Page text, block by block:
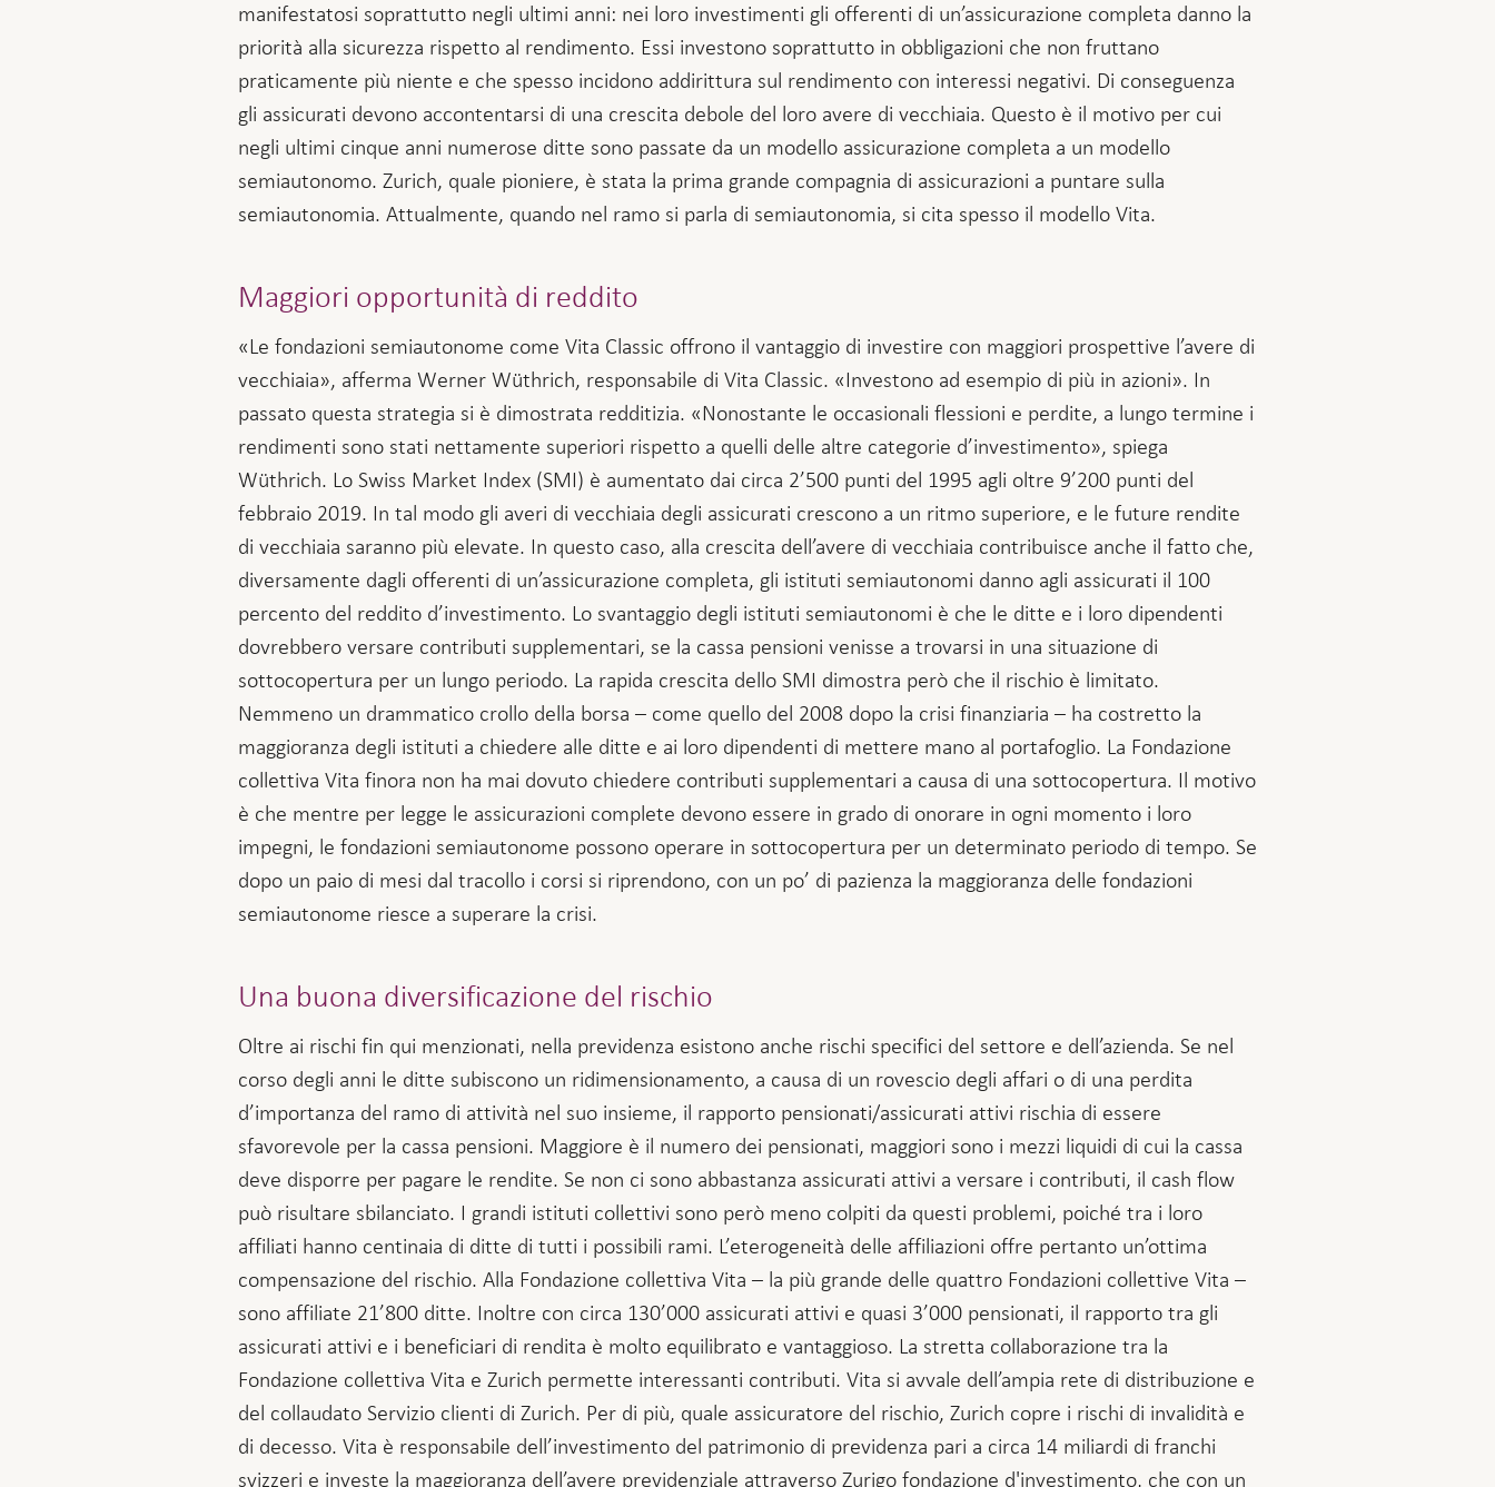
manifestatosi soprattutto negli ultimi anni: nei loro investimenti gli offerenti di un’assicurazione completa danno la
priorità alla sicurezza rispetto al rendimento. Essi investono soprattutto in obbligazioni che non fruttano
praticamente più niente e che spesso incidono addirittura sul rendimento con interessi negativi. Di conseguenza
gli assicurati devono accontentarsi di una crescita debole del loro avere di vecchiaia. Questo è il motivo per cui
negli ultimi cinque anni numerose ditte sono passate da un modello assicurazione completa a un modello
semiautonomo. Zurich, quale pioniere, è stata la prima grande compagnia di assicurazioni a puntare sulla
semiautonomia. Attualmente, quando nel ramo si parla di semiautonomia, si cita spesso il modello Vita.
Maggiori opportunità di reddito
«Le fondazioni semiautonome come Vita Classic offrono il vantaggio di investire con maggiori prospettive l’avere di
vecchiaia», afferma Werner Wüthrich, responsabile di Vita Classic. «Investono ad esempio di più in azioni». In
passato questa strategia si è dimostrata redditizia. «Nonostante le occasionali flessioni e perdite, a lungo termine i
rendimenti sono stati nettamente superiori rispetto a quelli delle altre categorie d’investimento», spiega
Wüthrich. Lo Swiss Market Index (SMI) è aumentato dai circa 2’500 punti del 1995 agli oltre 9’200 punti del
febbraio 2019. In tal modo gli averi di vecchiaia degli assicurati crescono a un ritmo superiore, e le future rendite
di vecchiaia saranno più elevate. In questo caso, alla crescita dell’avere di vecchiaia contribuisce anche il fatto che,
diversamente dagli offerenti di un’assicurazione completa, gli istituti semiautonomi danno agli assicurati il 100
percento del reddito d’investimento. Lo svantaggio degli istituti semiautonomi è che le ditte e i loro dipendenti
dovrebbero versare contributi supplementari, se la cassa pensioni venisse a trovarsi in una situazione di
sottocopertura per un lungo periodo. La rapida crescita dello SMI dimostra però che il rischio è limitato.
Nemmeno un drammatico crollo della borsa – come quello del 2008 dopo la crisi finanziaria – ha costretto la
maggioranza degli istituti a chiedere alle ditte e ai loro dipendenti di mettere mano al portafoglio. La Fondazione
collettiva Vita finora non ha mai dovuto chiedere contributi supplementari a causa di una sottocopertura. Il motivo
è che mentre per legge le assicurazioni complete devono essere in grado di onorare in ogni momento i loro
impegni, le fondazioni semiautonome possono operare in sottocopertura per un determinato periodo di tempo. Se
dopo un paio di mesi dal tracollo i corsi si riprendono, con un po’ di pazienza la maggioranza delle fondazioni
semiautonome riesce a superare la crisi.
Una buona diversificazione del rischio
Oltre ai rischi fin qui menzionati, nella previdenza esistono anche rischi specifici del settore e dell’azienda. Se nel
corso degli anni le ditte subiscono un ridimensionamento, a causa di un rovescio degli affari o di una perdita
d’importanza del ramo di attività nel suo insieme, il rapporto pensionati/assicurati attivi rischia di essere
sfavorevole per la cassa pensioni. Maggiore è il numero dei pensionati, maggiori sono i mezzi liquidi di cui la cassa
deve disporre per pagare le rendite. Se non ci sono abbastanza assicurati attivi a versare i contributi, il cash flow
può risultare sbilanciato. I grandi istituti collettivi sono però meno colpiti da questi problemi, poiché tra i loro
affiliati hanno centinaia di ditte di tutti i possibili rami. L’eterogeneità delle affiliazioni offre pertanto un’ottima
compensazione del rischio. Alla Fondazione collettiva Vita – la più grande delle quattro Fondazioni collettive Vita –
sono affiliate 21’800 ditte. Inoltre con circa 130’000 assicurati attivi e quasi 3’000 pensionati, il rapporto tra gli
assicurati attivi e i beneficiari di rendita è molto equilibrato e vantaggioso. La stretta collaborazione tra la
Fondazione collettiva Vita e Zurich permette interessanti contributi. Vita si avvale dell’ampia rete di distribuzione e
del collaudato Servizio clienti di Zurich. Per di più, quale assicuratore del rischio, Zurich copre i rischi di invalidità e
di decesso. Vita è responsabile dell’investimento del patrimonio di previdenza pari a circa 14 miliardi di franchi
svizzeri e investe la maggioranza dell’avere previdenziale attraverso Zurigo fondazione d'investimento, che con un